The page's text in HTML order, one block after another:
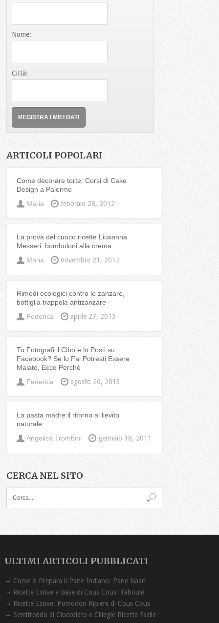
Nome:
Città:
ARTICOLI POPOLARI
Come decorare torte: Corsi di Cake
Design a Palermo
Maria
febbraio 28, 2012
La prova del cuoco ricette Liusanna
Messeri: bomboloni alla crema
Maria
novembre 21, 2012
Rimedi ecologici contro le zanzare,
bottiglia trappola antizanzare
Federica
aprile 27, 2013
Tu Fotografi il Cibo e lo Posti su
Facebook? Se lo Fai Potresti Essere
Malato, Ecco Perchè
Federica
agosto 26, 2013
La pasta madre:il ritorno al lievito
naturale
Angelica Trombini
gennaio 18, 2011
CERCA NEL SITO
ULTIMI ARTICOLI PUBBLICATI
Come si Prepara il Pane Indiano: Pane Naan
Ricette Estive a Base di Cous Cous: Taboulé
Ricette Estive: Pomodori Ripieni di Cous Cous
Semifreddo al Cioccolato e Ciliegie Ricetta Facile